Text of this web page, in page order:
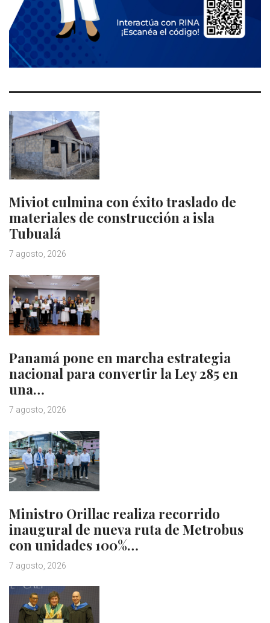
Miviot culmina con éxito traslado de
materiales de construcción a isla
Tubualá
7 agosto, 2026
Panamá pone en marcha estrategia
nacional para convertir la Ley 285 en
una…
7 agosto, 2026
Ministro Orillac realiza recorrido
inaugural de nueva ruta de Metrobus
con unidades 100%…
7 agosto, 2026